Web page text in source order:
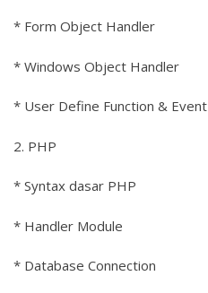
* Form Object Handler
* Windows Object Handler
* User Define Function & Event
2. PHP
* Syntax dasar PHP
* Handler Module
* Database Connection